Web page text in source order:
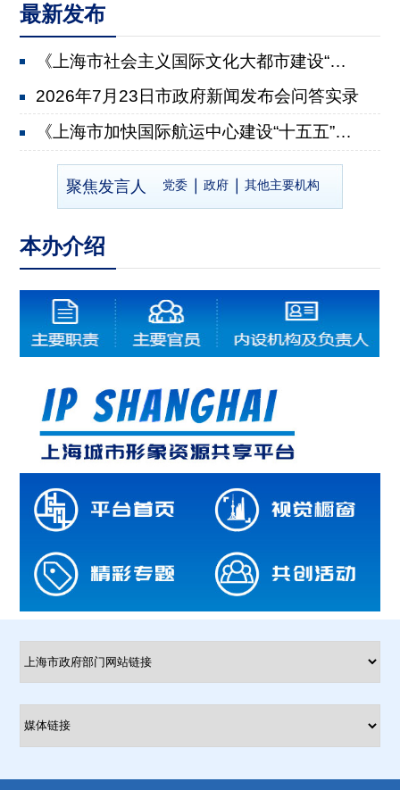
最新发布
《上海市社会主义国际文化大都市建设“十五五”规划》...
2026年7月23日市政府新闻发布会问答实录
《上海市加快国际航运中心建设“十五五”规划》有关情...
2026年7月22日市政府新闻发布会问答实录
2026年7月8日市政府新闻发布会问答实录
聚焦发言人 党委 政府 其他主要机构
本办介绍